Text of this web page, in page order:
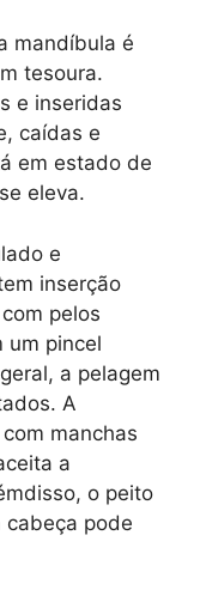
mandíbula é
tesoura.
e inseridas
caídas e
em estado de
eleva.
e
inserção
pelos
um pincel
a pelagem
A
manchas
a
o peito
cabeça pode